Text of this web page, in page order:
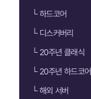
└하드코어
└디스커버리
└20주년 클래식
└20주년 하드코어
└해외 서버